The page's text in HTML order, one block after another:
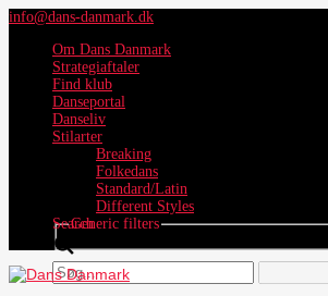
info@dans-danmark.dk
Om Dans Danmark
Strategiaftaler
Find klub
Danseportal
Danseliv
Stilarter
Breaking
Folkedans
Standard/Latin
Different Styles
Search
Generic filters